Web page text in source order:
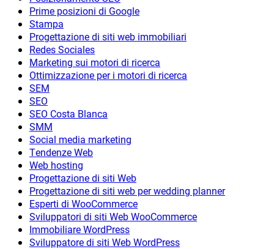
Prime posizioni di Google
Stampa
Progettazione di siti web immobiliari
Redes Sociales
Marketing sui motori di ricerca
Ottimizzazione per i motori di ricerca
SEM
SEO
SEO Costa Blanca
SMM
Social media marketing
Tendenze Web
Web hosting
Progettazione di siti Web
Progettazione di siti web per wedding planner
Esperti di WooCommerce
Sviluppatori di siti Web WooCommerce
Immobiliare WordPress
Sviluppatore di siti Web WordPress